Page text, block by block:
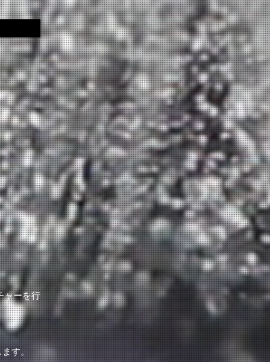
ャーを行
す。